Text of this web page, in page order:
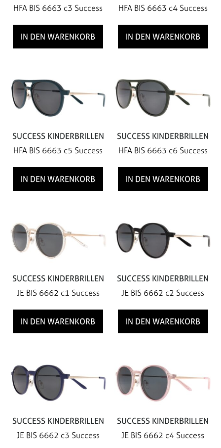
HFA BIS 6663 c3 Success
IN DEN WARENKORB
HFA BIS 6663 c4 Success
IN DEN WARENKORB
SUCCESS KINDERBRILLEN
HFA BIS 6663 c5 Success
IN DEN WARENKORB
SUCCESS KINDERBRILLEN
HFA BIS 6663 c6 Success
IN DEN WARENKORB
SUCCESS KINDERBRILLEN
JE BIS 6662 c1 Success
IN DEN WARENKORB
SUCCESS KINDERBRILLEN
JE BIS 6662 c2 Success
IN DEN WARENKORB
SUCCESS KINDERBRILLEN
JE BIS 6662 c3 Success
SUCCESS KINDERBRILLEN
JE BIS 6662 c4 Success